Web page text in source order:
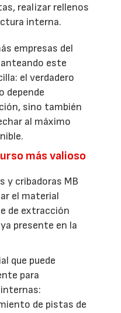
realizar rellenos
interna.
empresas del
este
el verdadero
depende
sino también
al máximo
más valioso
y cribadoras MB
el material
de extracción
presente en la
que puede
para
de pistas de